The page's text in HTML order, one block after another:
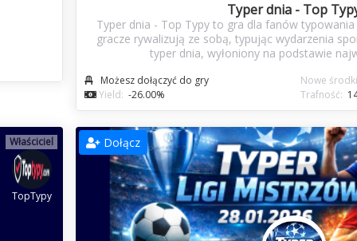
Typer dnia - Top
Typer dnia - Top Typy to gra dla fanów typowania
gracze rywalizują ze sobą, typując wydarzenia
typer dnia, wyłoniony na podstawie
Możesz dołączyć do gry Nowe
Yield: -26.00% Trafność:
Właściciel
TopTypy
Dołącz